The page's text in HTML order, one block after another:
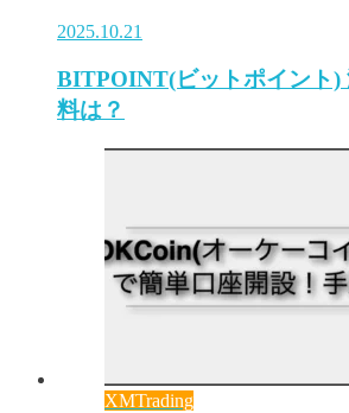
2025.10.21
BITPOINT(ビットポイント)
料は？
XMTrading